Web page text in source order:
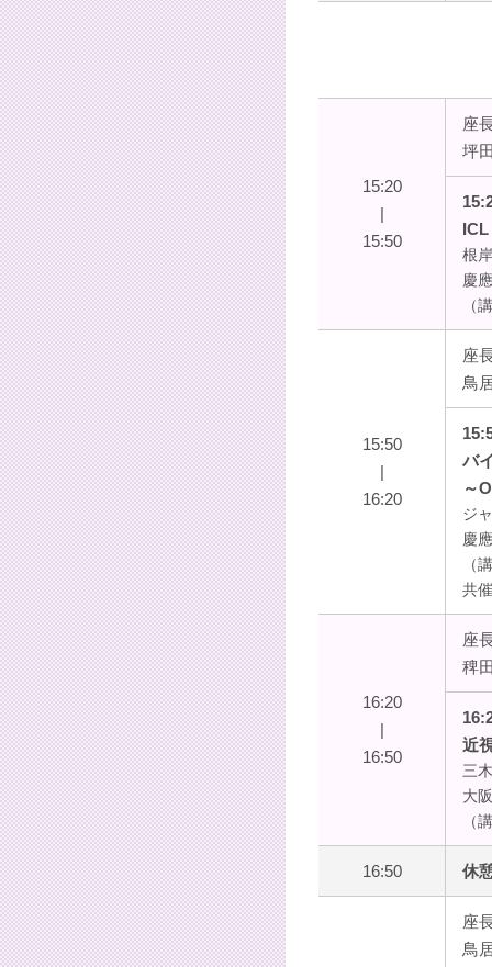
15:20
|
15:50
座
坪
根
慶
（
15:50
|
16:20
座
鳥
バ
～
ジ
慶
（
共
16:20
|
16:50
座
稗
近
三
大
（
16:50 休
座
鳥